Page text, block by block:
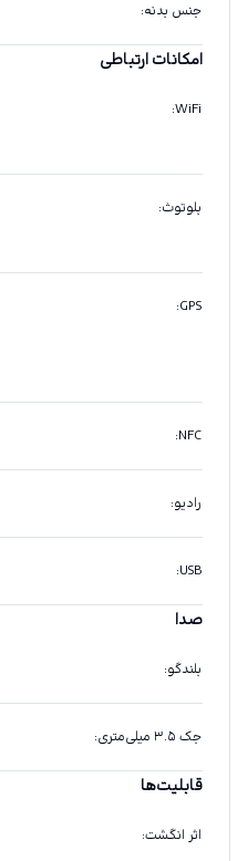
جنس بدنه:
امکانات ارتباطی
WiFi
:
بلوتوث:
GPS
:
NFC
:
رادیو:
USB
:
صدا
بلندگو:
جک ۳.۵ میلی‌متری :
قابلیت‌ها
اثر انگشت: